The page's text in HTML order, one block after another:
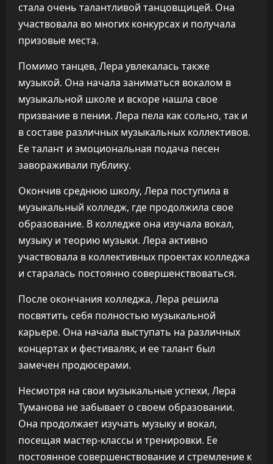
стала очень талантливой танцовщицей. Она
участвовала во многих конкурсах и получала
призовые места.
Помимо танцев, Лера увлекалась также
музыкой. Она начала заниматься вокалом в
музыкальной школе и вскоре нашла свое
призвание в пении. Лера пела как сольно, так и
в составе различных музыкальных коллективов.
Ее талант и эмоциональная подача песен
завораживали публику.
Окончив среднюю школу, Лера поступила в
музыкальный колледж, где продолжила свое
образование. В колледже она изучала вокал,
музыку и теорию музыки. Лера активно
участвовала в коллективных проектах колледжа
и старалась постоянно совершенствоваться.
После окончания колледжа, Лера решила
посвятить себя полностью музыкальной
карьере. Она начала выступать на различных
концертах и фестивалях, и ее талант был
замечен продюсерами.
Несмотря на свои музыкальные успехи, Лера
Туманова не забывает о своем образовании.
Она продолжает изучать музыку и вокал,
посещая мастер-классы и тренировки. Ее
постоянное совершенствование и стремление к